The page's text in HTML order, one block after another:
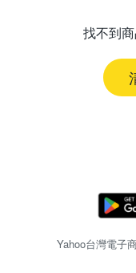
找不到
Yahoo台灣電子